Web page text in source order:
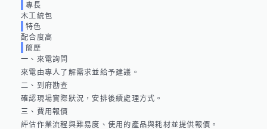
專長
木工統包
特色
配合度高
簡歷
一、來電詢問
來電由專人了解需求並給予建議。
二、到府勘查
確認現場實際狀況，安排後續處理方式。
三、費用報價
評估作業流程與難易度、使用的產品與耗材並提供報價。